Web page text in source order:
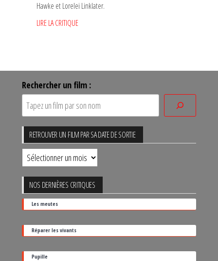
Hawke et Lorelei Linklater.
LIRE LA CRITIQUE
Rechercher un film :
RETROUVER UN FILM PAR SA DATE DE SORTIE
Retrouver
un
film
par
sa
date
de
sortie
NOS DERNIÈRES CRITIQUES
Les meutes
Réparer les vivants
Pupille